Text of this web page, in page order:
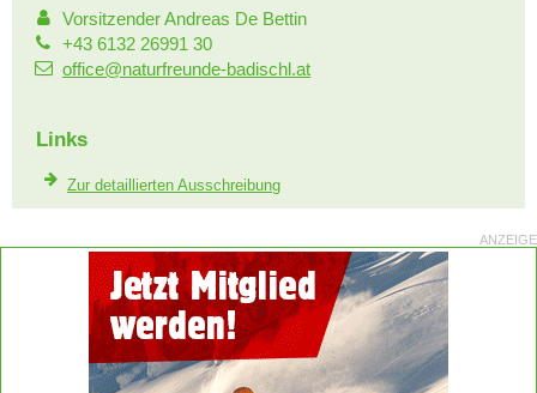
Vorsitzender Andreas De Bettin
+43 6132 26991 30
office@naturfreunde-badischl.at
Links
Zur detaillierten Ausschreibung
ANZEIGE